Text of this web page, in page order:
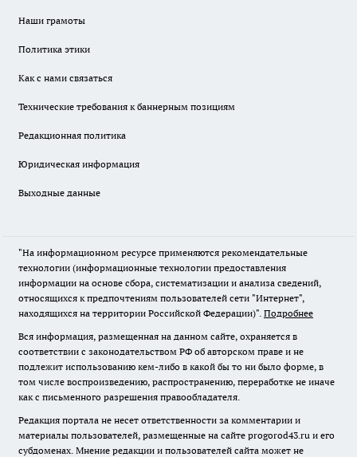
Наши грамоты
Политика этики
Как с нами связаться
Технические требования к баннерным позициям
Редакционная политика
Юридическая информация
Выходные данные
"На информационном ресурсе применяются рекомендательные
технологии (информационные технологии предоставления
информации на основе сбора, систематизации и анализа сведений,
относящихся к предпочтениям пользователей сети "Интернет",
находящихся на территории Российской Федерации)". Подробнее
Вся информация, размещенная на данном сайте, охраняется в
соответствии с законодательством РФ об авторском праве и не
подлежит использованию кем-либо в какой бы то ни было форме, в
том числе воспроизведению, распространению, переработке не иначе
как с письменного разрешения правообладателя.
Редакция портала не несет ответственности за комментарии и
материалы пользователей, размещенные на сайте progorod43.ru и его
субдоменах. Мнение редакции и пользователей сайта может не